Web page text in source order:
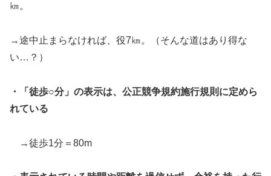
㎞。
→途中止まらなければ、役7㎞。（そんな道はあり得な
い…？）
・「徒歩○分」の表示は、公正競争規約施行規則に定めら
れている
→徒歩1分＝80m